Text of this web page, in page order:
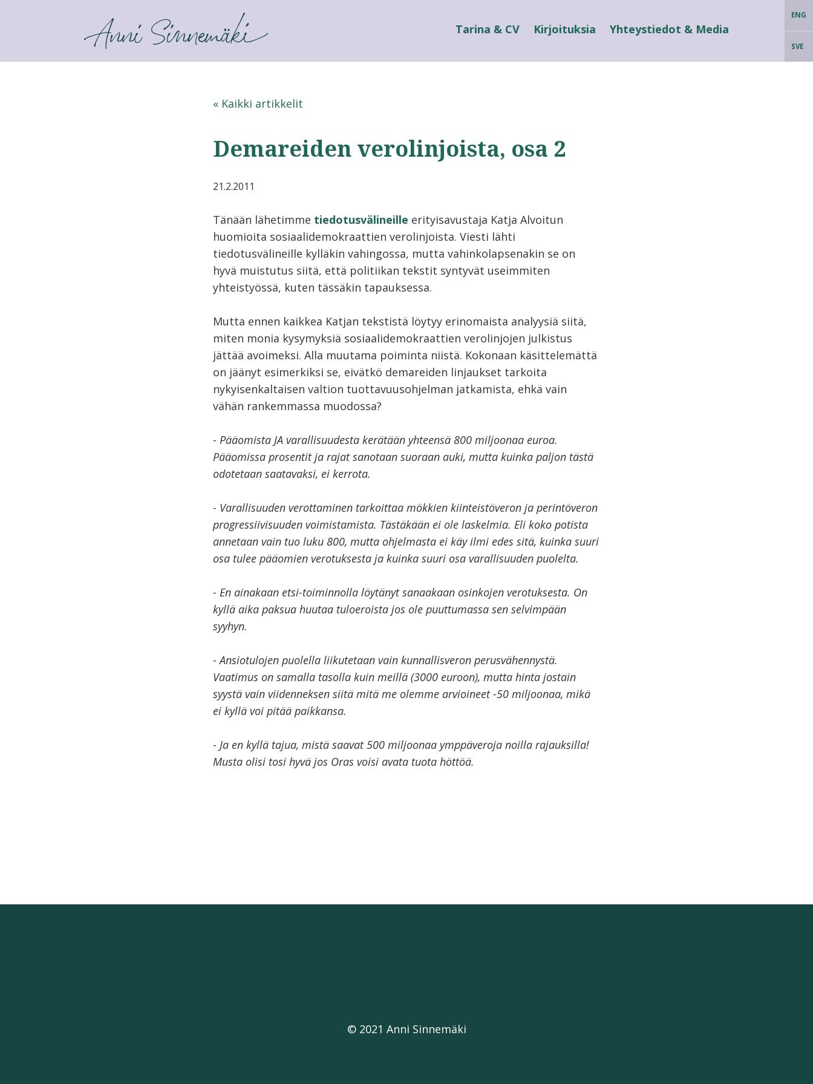
ANNI SINNEMÄKI ENG
SVE
Tarina & CV Kirjoituksia Yhteystiedot & Media
« Kaikki artikkelit
Demareiden verolinjoista, osa 2
21.2.2011
Tänään lähetimme tiedotusvälineille erityisavustaja Katja Alvoitun
huomioita sosiaalidemokraattien verolinjoista. Viesti lähti
tiedotusvälineille kylläkin vahingossa, mutta vahinkolapsenakin se on
hyvä muistutus siitä, että politiikan tekstit syntyvät useimmiten
yhteistyössä, kuten tässäkin tapauksessa.
Mutta ennen kaikkea Katjan tekstistä löytyy erinomaista analyysiä siitä,
miten monia kysymyksiä sosiaalidemokraattien verolinjojen julkistus
jättää avoimeksi. Alla muutama poiminta niistä. Kokonaan käsittelemättä
on jäänyt esimerkiksi se, eivätkö demareiden linjaukset tarkoita
nykyisenkaltaisen valtion tuottavuusohjelman jatkamista, ehkä vain
vähän rankemmassa muodossa?
- Pääomista JA varallisuudesta kerätään yhteensä 800 miljoonaa euroa.
Pääomissa prosentit ja rajat sanotaan suoraan auki, mutta kuinka paljon tästä
odotetaan saatavaksi, ei kerrota.
- Varallisuuden verottaminen tarkoittaa mökkien kiinteistöveron ja perintöveron
progressiivisuuden voimistamista. Tästäkään ei ole laskelmia. Eli koko potista
annetaan vain tuo luku 800, mutta ohjelmasta ei käy ilmi edes sitä, kuinka suuri
osa tulee pääomien verotuksesta ja kuinka suuri osa varallisuuden puolelta.
- En ainakaan etsi-toiminnolla löytänyt sanaakaan osinkojen verotuksesta. On
kyllä aika paksua huutaa tuloeroista jos ole puuttumassa sen selvimpään
syyhyn.
- Ansiotulojen puolella liikutetaan vain kunnallisveron perusvähennystä.
Vaatimus on samalla tasolla kuin meillä (3000 euroon), mutta hinta jostain
syystä vain viidenneksen siitä mitä me olemme arvioineet -50 miljoonaa, mikä
ei kyllä voi pitää paikkansa.
- Ja en kyllä tajua, mistä saavat 500 miljoonaa ymppäveroja noilla rajauksilla!
Musta olisi tosi hyvä jos Oras voisi avata tuota höttöä.
© 2021 Anni Sinnemäki